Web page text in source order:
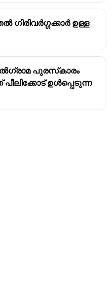
ഉള്ള
പുരസ്‌കാരം
ഉള്‍പ്പെടുന്ന